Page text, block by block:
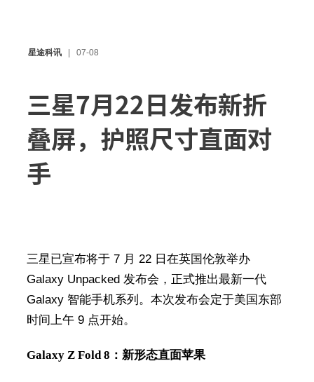
星途科讯 07-08
三星7月22日发布新折
叠屏，护照尺寸直面对
手
三星已宣布将于 7 月 22 日在英国伦敦举办
Galaxy Unpacked 发布会，正式推出最新一代
Galaxy 智能手机系列。本次发布会定于美国东部
时间上午 9 点开始。
Galaxy Z Fold 8：新形态直面苹果